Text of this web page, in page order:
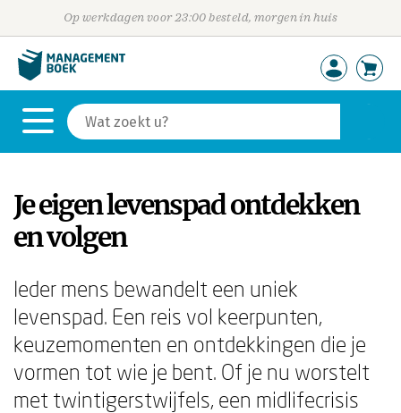
Op werkdagen voor 23:00 besteld, morgen in huis
Je eigen levenspad ontdekken
en volgen
Ieder mens bewandelt een uniek
levenspad. Een reis vol keerpunten,
keuzemomenten en ontdekkingen die je
vormen tot wie je bent. Of je nu worstelt
met twintigerstwijfels, een midlifecrisis